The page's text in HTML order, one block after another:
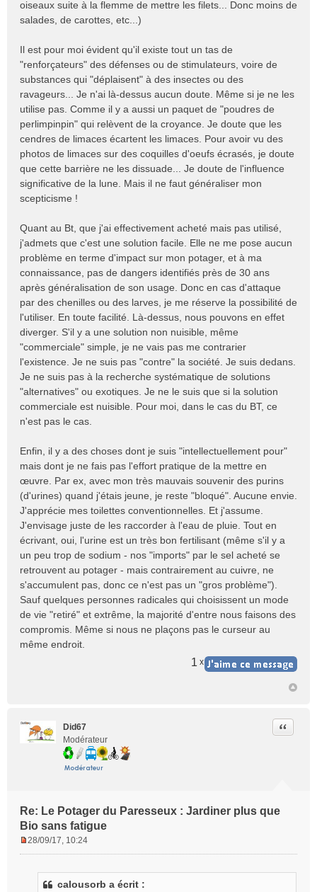
oiseaux suite à la flemme de mettre les filets... Donc moins de
salades, de carottes, etc...)
Il est pour moi évident qu'il existe tout un tas de
"renforçateurs" des défenses ou de stimulateurs, voire de
substances qui "déplaisent" à des insectes ou des
ravageurs... Je n'ai là-dessus aucun doute. Même si je ne les
utilise pas. Comme il y a aussi un paquet de "poudres de
perlimpinpin" qui relèvent de la croyance. Je doute que les
cendres de limaces écartent les limaces. Pour avoir vu des
photos de limaces sur des coquilles d'oeufs écrasés, je doute
que cette barrière ne les dissuade... Je doute de l'influence
significative de la lune. Mais il ne faut généraliser mon
scepticisme !
Quant au Bt, que j'ai effectivement acheté mais pas utilisé,
j'admets que c'est une solution facile. Elle ne me pose aucun
problème en terme d'impact sur mon potager, et à ma
connaissance, pas de dangers identifiés près de 30 ans
après généralisation de son usage. Donc en cas d'attaque
par des chenilles ou des larves, je me réserve la possibilité de
l'utiliser. En toute facilité. Là-dessus, nous pouvons en effet
diverger. S'il y a une solution non nuisible, même
"commerciale" simple, je ne vais pas me contrarier
l'existence. Je ne suis pas "contre" la société. Je suis dedans.
Je ne suis pas à la recherche systématique de solutions
"alternatives" ou exotiques. Je ne le suis que si la solution
commerciale est nuisible. Pour moi, dans le cas du BT, ce
n'est pas le cas.
Enfin, il y a des choses dont je suis "intellectuellement pour"
mais dont je ne fais pas l'effort pratique de la mettre en
œuvre. Par ex, avec mon très mauvais souvenir des purins
(d'urines) quand j'étais jeune, je reste "bloqué". Aucune envie.
J'apprécie mes toilettes conventionnelles. Et j'assume.
J'envisage juste de les raccorder à l'eau de pluie. Tout en
écrivant, oui, l'urine est un très bon fertilisant (même s'il y a
un peu trop de sodium - nos "imports" par le sel acheté se
retrouvent au potager - mais contrairement au cuivre, ne
s'accumulent pas, donc ce n'est pas un "gros problème").
Sauf quelques personnes radicales qui choisissent un mode
de vie "retiré" et extrême, la majorité d'entre nous faisons des
compromis. Même si nous ne plaçons pas le curseur au
même endroit.
1 x
Did67
Modérateur
Re: Le Potager du Paresseux : Jardiner plus que
Bio sans fatigue
Citer
28/09/17, 10:24
calousorb a écrit :